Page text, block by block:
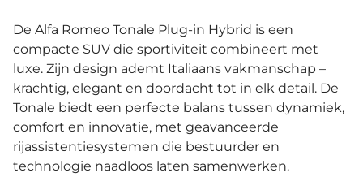
De Alfa Romeo Tonale Plug-in Hybrid is een
compacte SUV die sportiviteit combineert met
luxe. Zijn design ademt Italiaans vakmanschap –
krachtig, elegant en doordacht tot in elk detail. De
Tonale biedt een perfecte balans tussen dynamiek,
comfort en innovatie, met geavanceerde
rijassistentiesystemen die bestuurder en
technologie naadloos laten samenwerken.